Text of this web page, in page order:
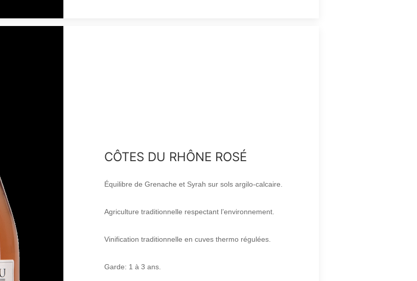
CÔTES DU RHÔNE ROSÉ
Équilibre de Grenache et Syrah sur sols argilo-calcaire.
Agriculture traditionnelle respectant l’environnement.
Vinification traditionnelle en cuves thermo régulées.
Garde: 1 à 3 ans.